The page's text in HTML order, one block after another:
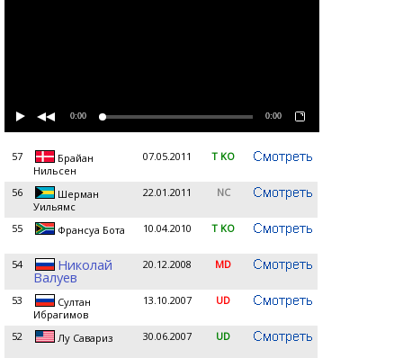
0:00 0:00
57
Брайан
Нильсен
07.05.2011 T KO
56
Шерман
Уильямс
22.01.2011 NC
55 Франсуа Бота 10.04.2010 T KO
54 Николай
Валуев
20.12.2008 MD
53
Султан
Ибрагимов
13.10.2007 UD
52 Лу Савариз 30.06.2007 UD